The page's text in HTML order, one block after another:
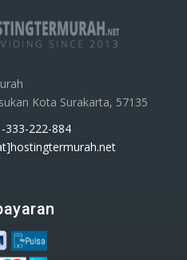
Kota Surakarta, 57135
333-222-884